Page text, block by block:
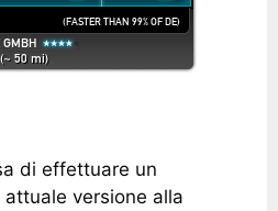
di effettuare un
versione alla